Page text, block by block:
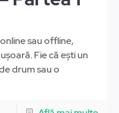
sau offline,
Fie că ești un
drum sau o